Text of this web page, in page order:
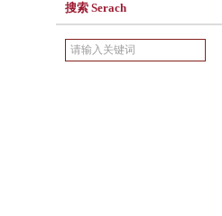
搜索 Serach